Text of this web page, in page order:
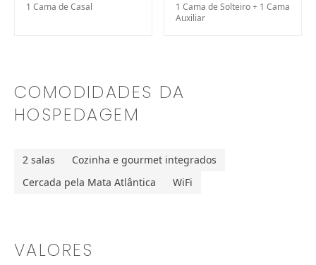
1 Cama de Casal
1 Cama de Solteiro + 1 Cama
Auxiliar
COMODIDADES DA
HOSPEDAGEM
2 salas
Cozinha e gourmet integrados
Cercada pela Mata Atlântica
WiFi
VALORES